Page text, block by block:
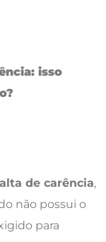
isso
de carência,
não possui o
para